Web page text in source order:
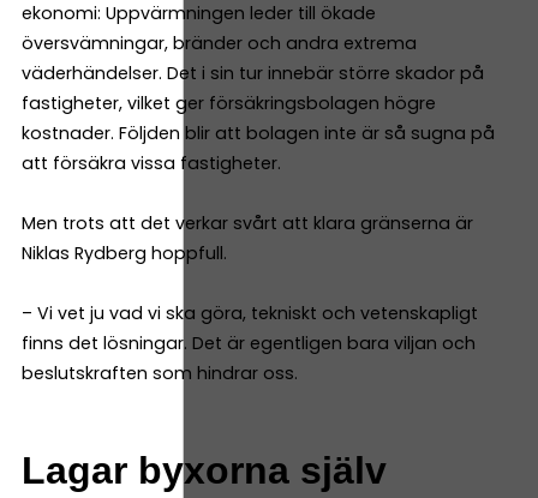
ekonomi: Uppvärmningen leder till ökade
översvämningar, bränder och andra extrema
väderhändelser. Det i sin tur innebär större skador på
fastigheter, vilket ger försäkringsbolagen högre
kostnader. Följden blir att bolagen inte är så sugna på
att försäkra vissa fastigheter.
Men trots att det verkar svårt att klara gränserna är
Niklas Rydberg hoppfull.
– Vi vet ju vad vi ska göra, tekniskt och vetenskapligt
finns det lösningar. Det är egentligen bara viljan och
beslutskraften som hindrar oss.
Lagar byxorna själv